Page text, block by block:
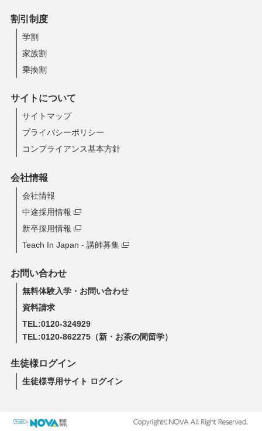
割引制度
学割
家族割
乗換割
サイトについて
サイトマップ
プライバシーポリシー
コンプライアンス基本方針
会社情報
会社情報
中途採用情報
新卒採用情報
Teach In Japan - 講師募集
お問い合わせ
無料体験入学・お問い合わせ
資料請求
TEL:0120-324929
TEL:0120-862275 （新・お茶の間留学）
生徒様ログイン
生徒様専用サイト ログイン